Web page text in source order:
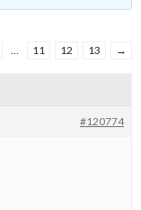
… 11 12 13 →
#120774